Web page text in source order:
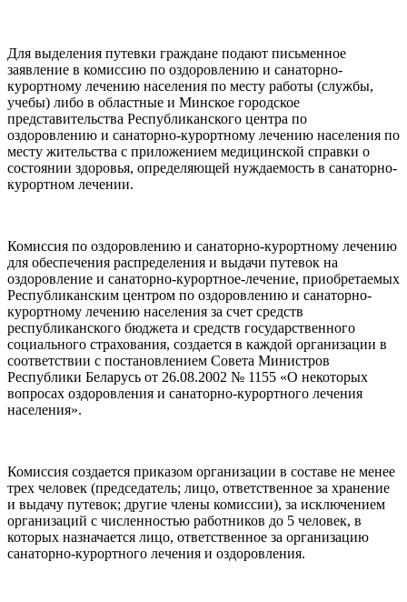
Для выделения путевки граждане подают письменное
заявление в комиссию по оздоровлению и санаторно-
курортному лечению населения по месту работы (службы,
учебы) либо в областные и Минское городское
представительства Республиканского центра по
оздоровлению и санаторно-курортному лечению населения по
месту жительства с приложением медицинской справки о
состоянии здоровья, определяющей нуждаемость в санаторно-
курортном лечении.
Комиссия по оздоровлению и санаторно-курортному лечению
для обеспечения распределения и выдачи путевок на
оздоровление и санаторно-курортное-лечение, приобретаемых
Республиканским центром по оздоровлению и санаторно-
курортному лечению населения за счет средств
республиканского бюджета и средств государственного
социального страхования, создается в каждой организации в
соответствии с постановлением Совета Министров
Республики Беларусь от 26.08.2002 № 1155 «О некоторых
вопросах оздоровления и санаторно-курортного лечения
населения».
Комиссия создается приказом организации в составе не менее
трех человек (председатель; лицо, ответственное за хранение
и выдачу путевок; другие члены комиссии), за исключением
организаций с численностью работников до 5 человек, в
которых назначается лицо, ответственное за организацию
санаторно-курортного лечения и оздоровления.